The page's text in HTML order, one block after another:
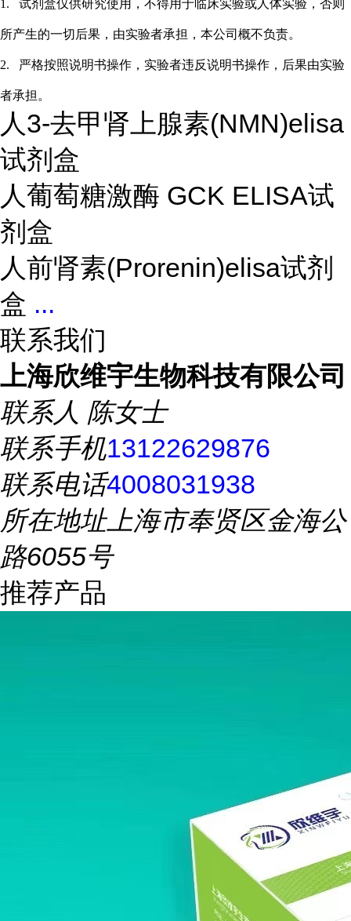
1. 试剂盒仅供研究使用，不得用于临床实验或人 体实验，否则
所产生的一切后果，由实验者承担，本公司概不负责。
2. 严格按照说明书操作，实验者违反说明书操作，后果由实验
者承担。
人3-去甲肾上腺素(NMN)elisa
试剂盒
人葡萄糖激酶 GCK ELISA试
剂盒
人前肾素(Prorenin)elisa试剂
盒 ...
联系我们
上海欣维宇生物科技有限公司
联系人 陈女士
联系手机13122629876
联系电话4008031938
所在地址上海市奉贤区金海公
路6055号
推荐产品